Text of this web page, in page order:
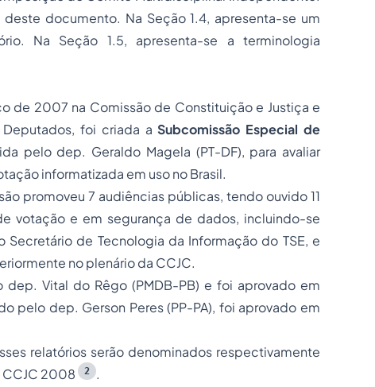
documento. Na Seção 1.4, apresenta-se um
Na Seção 1.5, apresenta-se a terminologia
de 2007 na Comissão de Constituição e Justiça e
Deputados, foi criada aSubcomissão Especial de
pelo dep. Geraldo Magela (PT-DF), para avaliar
informatizada em uso no Brasil.
promoveu 7 audiências públicas, tendo ouvido 11
votação e em segurança de dados, incluindo-se
de Tecnologia da Informação do TSE, e
no plenário da CCJC.
Vital do Rêgo (PMDB-PB) e foi aprovado em
pelo dep. Gerson Peres (PP-PA), foi aprovado em
relatórios serão denominados respectivamente
CCJC 2008 2
.